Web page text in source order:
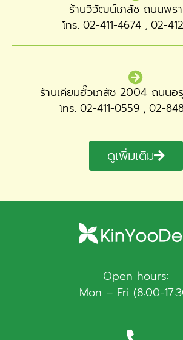
ร้านวิวัฒน์เภสัช ถนนพร
โทร. 02-411-4674 , 02-
ร้านเคียมฮั๊วเภสัช 2004 ถนน
โทร. 02-411-0559 , 02-
ดูเพิ่มเติม
Open hours:
Mon – Fri (8:00-